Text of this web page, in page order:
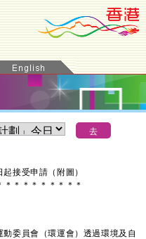
接受申請（附圖）
＊ ＊ ＊ ＊ ＊ ＊ ＊ ＊ ＊
委員會（環運會）透過環境及自